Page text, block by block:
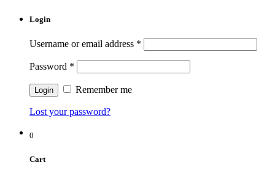
Login
Username or email address *
Password *
Remember me
Lost your password?
0
Cart